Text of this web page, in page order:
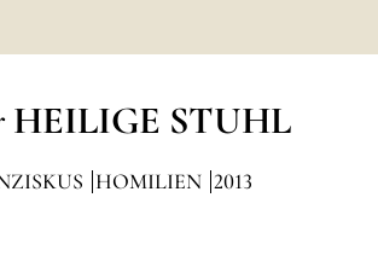
HEILIGE STUHL
HOMILIEN 2013